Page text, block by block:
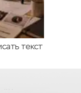
текст